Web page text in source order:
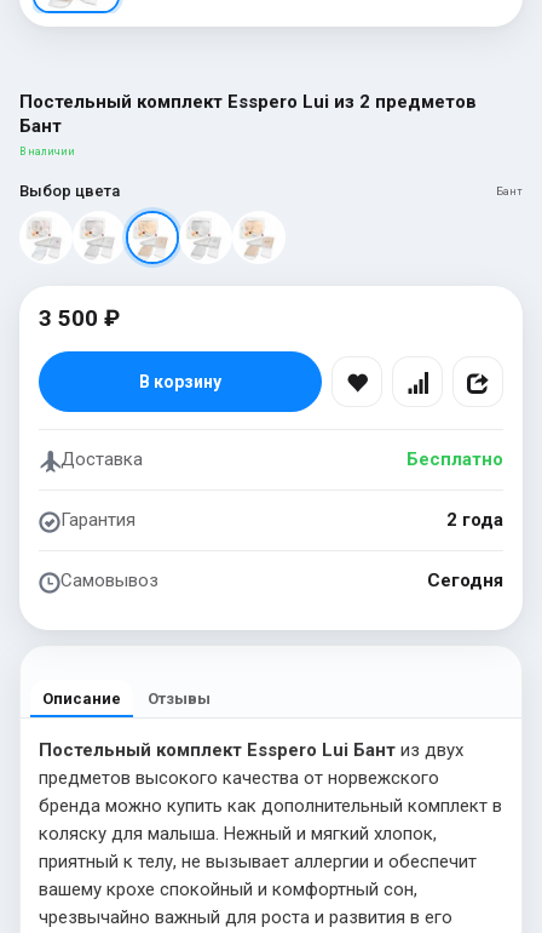
Постельный комплект Esspero Lui из 2 предметов
Бант
В наличии
Выбор цвета Бант
3 500 ₽
В корзину
Доставка Бесплатно
Гарантия 2 года
Самовывоз Сегодня
Описание Отзывы
Постельный комплект Esspero Lui Бант из двух
предметов высокого качества от норвежского
бренда можно купить как дополнительный комплект в
коляску для малыша. Нежный и мягкий хлопок,
приятный к телу, не вызывает аллергии и обеспечит
вашему крохе спокойный и комфортный сон,
чрезвычайно важный для роста и развития в его